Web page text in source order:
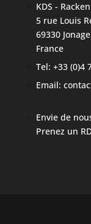
KDS -
5 rue Louis
69330 Jonage
France
Tel: +33 (0)4
Email:
Envie de
Prenez un